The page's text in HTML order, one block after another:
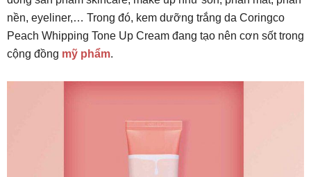
nền, eyeliner,… Trong đó, kem dưỡng trắng da Coringco
Peach Whipping Tone Up Cream đang tạo nên cơn sốt trong
cộng đồng mỹ phẩm.